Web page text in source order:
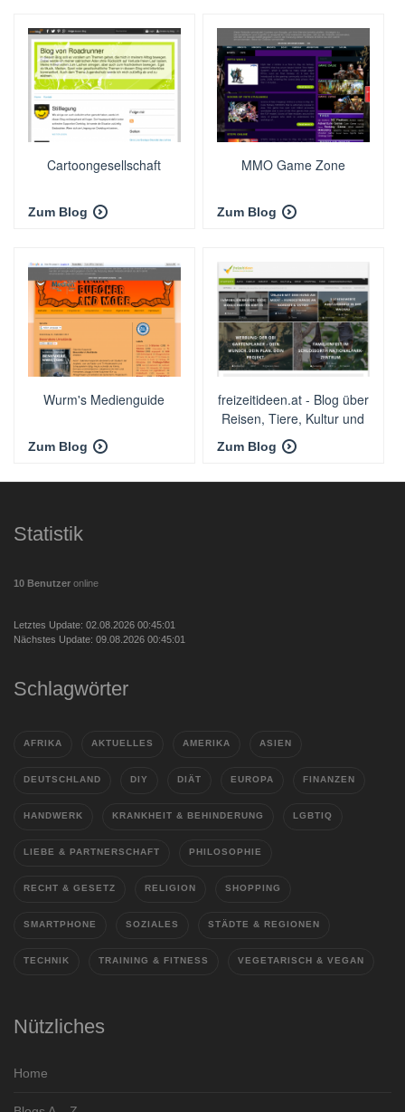
Cartoongesellschaft
Zum Blog
MMO Game Zone
Zum Blog
Wurm's Medienguide
Zum Blog
freizeitideen.at - Blog über
Reisen, Tiere, Kultur und
vieles mehr.
Zum Blog
Statistik
10 Benutzer online
Letztes Update: 02.08.2026 00:45:01
Nächstes Update: 09.08.2026 00:45:01
Schlagwörter
AFRIKA AKTUELLES AMERIKA ASIEN
DEUTSCHLAND DIY DIÄT EUROPA FINANZEN
HANDWERK KRANKHEIT & BEHINDERUNG LGBTIQ
LIEBE & PARTNERSCHAFT PHILOSOPHIE
RECHT & GESETZ RELIGION SHOPPING
SMARTPHONE SOZIALES STÄDTE & REGIONEN
TECHNIK TRAINING & FITNESS VEGETARISCH & VEGAN
Nützliches
Home